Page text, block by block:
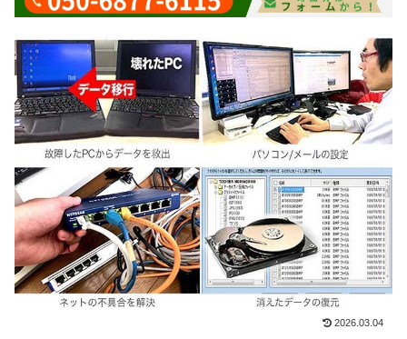
2026.03.04